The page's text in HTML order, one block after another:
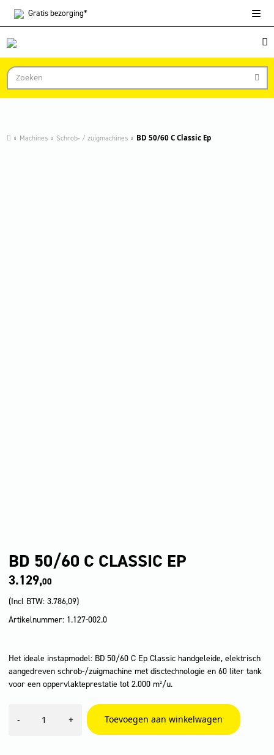
Gratisbezorging*
Machines Schrob- / zuigmachines BD 50/60 C Classic Ep
BD 50/60 C CLASSIC EP
3.129,00
(Incl BTW: 3.786,09)
Artikelnummer: 1.127-002.0
Het ideale instapmodel: BD 50/60 C Ep Classic handgeleide, elektrisch
aangedreven schrob-/zuigmachine met disctechnologie en 60 liter tank
voor een oppervlakteprestatie tot 2.000 m²/u.
-
50/60
+ Toevoegen aan winkelwagen